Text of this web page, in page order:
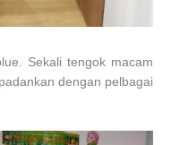
Sekali tengok macam
dengan pelbagai